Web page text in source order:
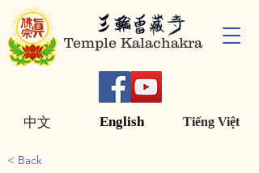
Temple Kalachakra
English Tiếng Việt
中文
< Back